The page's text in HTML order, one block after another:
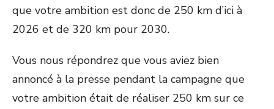
que votre ambition est donc de 250 km d’ici à
2026 et de 320 km pour 2030.
Vous nous répondrez que vous aviez bien
annoncé à la presse pendant la campagne que
votre ambition était de réaliser 250 km sur ce